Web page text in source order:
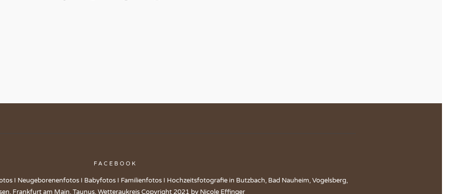
FACEBOOK
I Neugeborenenfotos I Babyfotos I Familienfotos I Hochzeitsfotografie in Butzbach, Bad Nauheim, Vogelsberg,
Frankfurt am Main, Taunus, Wetteraukreis Copyright 2021 by Nicole Effinger